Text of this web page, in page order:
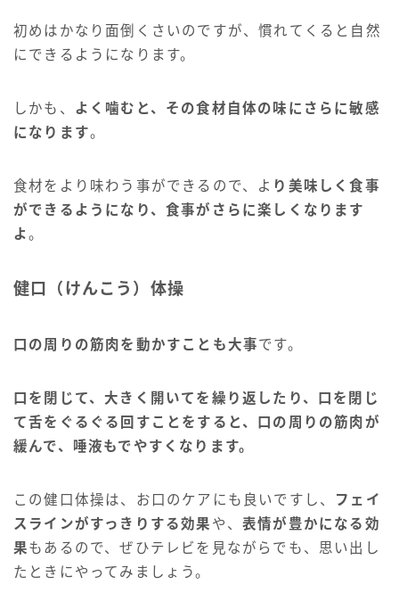
初めはかなり面倒くさいのですが、慣れてくると自然
にできるようになります。
しかも、 よく噛むと、その食材自体の味にさらに敏感
になります。
食材をより味わう事ができるので、よ り美味しく食事
ができるようになり、食事がさらに楽しくなります
よ。
健口（けんこう）体操
口の周りの筋肉を動かすことも大事です。
口を閉じて、大きく開いてを繰り返したり、口を閉じ
て舌をぐるぐる回すことをすると、口の周りの筋肉が
緩んで、唾液もでやすくなります。
この健口体操は、お口のケアにも良いですし、
フェイ
スラインがすっきりする効果 や、表情が豊かになる効
果もあるので、ぜひテレビを見ながらでも、思い出し
たときにやってみましょう。